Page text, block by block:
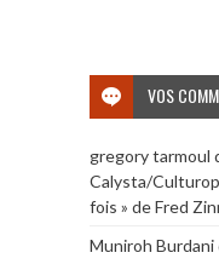
VOS
gregory tarmoul
Calysta/
fois » de Fred
Muniroh Burdani